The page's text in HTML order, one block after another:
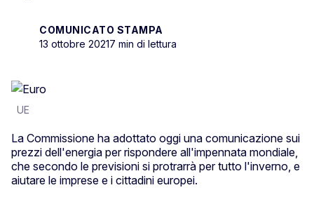
COMUNICATO STAMPA
13 ottobre 20217 min di lettura
UE
La Commissione ha adottato oggi una comunicazione sui
prezzi dell'energia per rispondere all'impennata mondiale,
che secondo le previsioni si protrarrà per tutto l'inverno, e
aiutare le imprese e i cittadini europei.